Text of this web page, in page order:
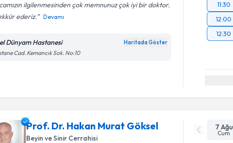
ilgilenmesinden çok memnunuz çok iyi bir doktor.
ederiz.
Devamı
Dünyam Hastanesi Haritada Göster
Cad. Kemancık Sok. No:10
11:30
12:00
12:30
Prof. Dr. Hakan Murat Göksel
Beyin ve Sinir Cerrahisi
7 Ağu
Cum